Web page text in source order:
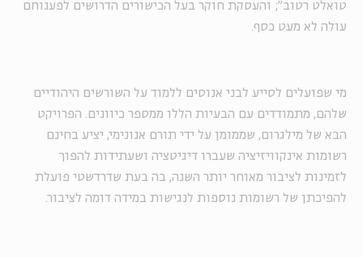
טואלט רטוב"; והעסקת חוקר בעל הכישורים הדרושים לפענוחם
עולה לא מעט כסף.
מי שפועלים לסייע לבני אנוסים ללמוד על השורשים היהודיים
שלהם, מתמודדים עם הבעיות הללו ממספר כיוונים. הפרויקט
הבא של מילגרום, שממומן על ידי תורם אנונימי, יציע בחינם
רשומות אינקוויזיציה שעברו דיגיטציה ושעתידות להפוך
לזמינות לציבור מאוחר יותר השנה, בה בעת שדרדשטי פועלת
להפיכתן של רשומות נוספות לנגישות במידה דומה לציבור.